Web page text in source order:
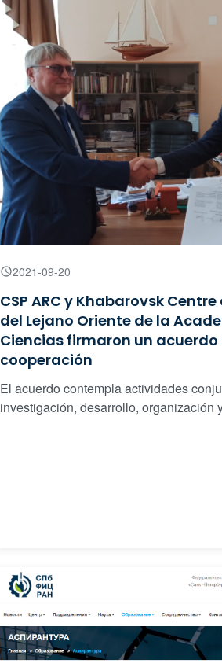
2021-09-20
CSP ARC y Khabarovsk
del Lejano Oriente de la
Ciencias firmaron un acuerdo
cooperación
El acuerdo contempla actividades
investigación, desarrollo, organización